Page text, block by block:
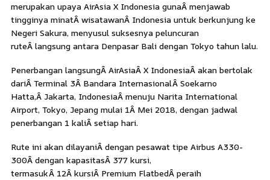
merupakan upaya AirAsia X Indonesia gunaÂ menjawab
tingginya minatÂ wisatawanÂ Indonesia untuk berkunjung ke
Negeri Sakura, menyusul suksesnya peluncuran
ruteÂ langsung antara Denpasar Bali dengan Tokyo tahun lalu.
Penerbangan langsungÂ AirAsiaÂ X IndonesiaÂ akan bertolak
dariÂ Terminal 3Â Bandara InternasionalÂ Soekarno
Hatta,Â Jakarta, IndonesiaÂ menuju Narita International
Airport, Tokyo, Jepang mulai 1Â Mei 2018, dengan jadwal
penerbangan 1 kaliÂ setiap hari.
Rute ini akan dilayaniÂ dengan pesawat tipe Airbus A330-
300Â dengan kapasitasÂ 377 kursi,
termasukÂ 12Â kursiÂ Premium FlatbedÂ peraih